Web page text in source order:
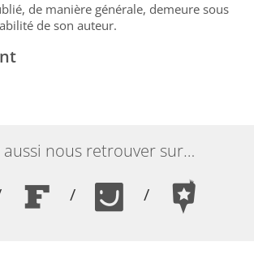
de manière générale, demeure sous
de son auteur.
aussi nous retrouver sur…
/ /